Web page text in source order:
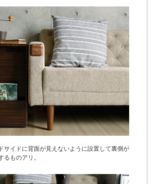
サイドに背面が見えないように設置して裏側が
るものアリ。